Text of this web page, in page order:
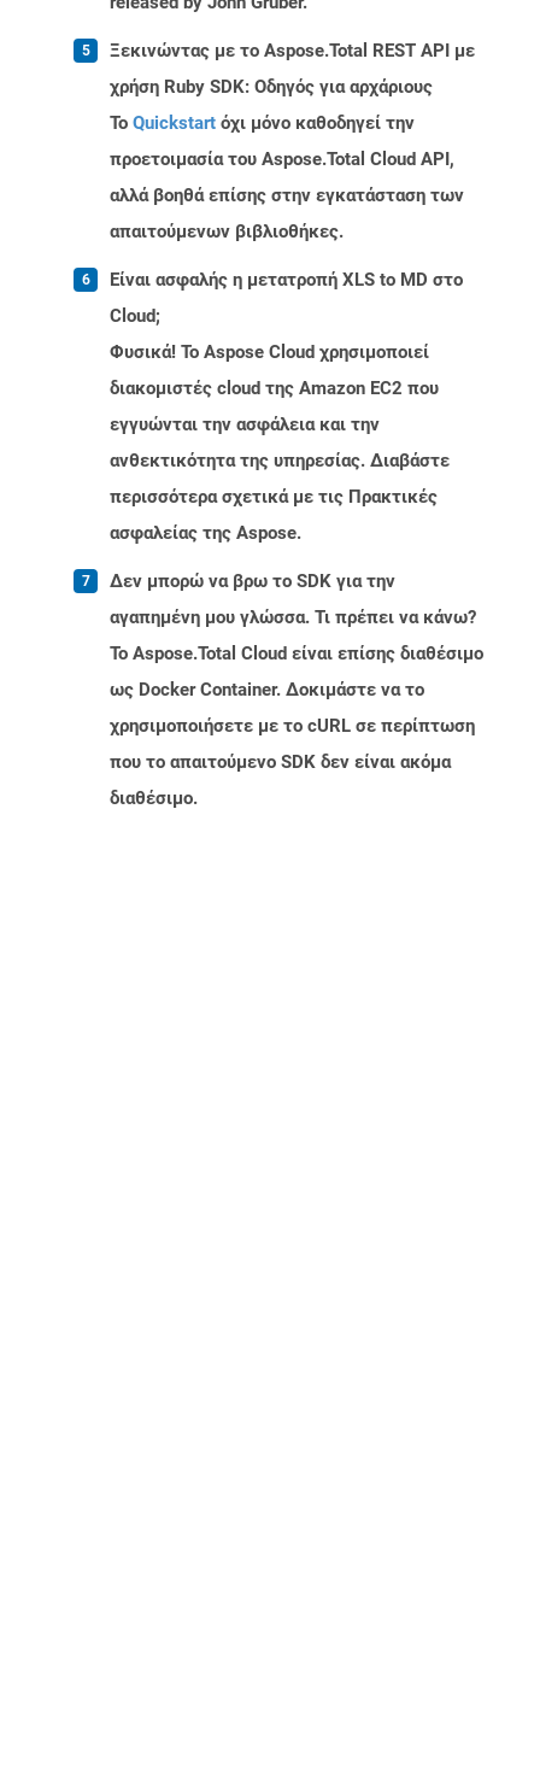
Ξεκινώντας με το Aspose.Total REST API με
χρήση Ruby SDK: Οδηγός για αρχάριους
Το Quickstart όχι μόνο καθοδηγεί την
προετοιμασία του Aspose.Total Cloud API,
αλλά βοηθά επίσης στην εγκατάσταση των
απαιτούμενων βιβλιοθήκες.
Είναι ασφαλής η μετατροπή XLS to MD στο
Cloud;
Φυσικά! Το Aspose Cloud χρησιμοποιεί
διακομιστές cloud της Amazon EC2 που
εγγυώνται την ασφάλεια και την
ανθεκτικότητα της υπηρεσίας. Διαβάστε
περισσότερα σχετικά με τις Πρακτικές
ασφαλείας της Aspose.
Δεν μπορώ να βρω το SDK για την
αγαπημένη μου γλώσσα. Τι πρέπει να κάνω?
Το Aspose.Total Cloud είναι επίσης διαθέσιμο
ως Docker Container. Δοκιμάστε να το
χρησιμοποιήσετε με το cURL σε περίπτωση
που το απαιτούμενο SDK δεν είναι ακόμα
διαθέσιμο.